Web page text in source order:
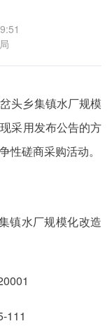
头乡集镇水厂规模
采用发布公告的方
性磋商采购活动。
镇水厂规模化改造
111